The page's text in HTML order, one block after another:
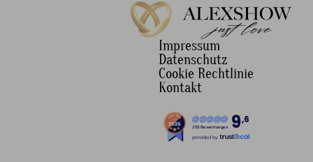
Impressum
Datenschutz
Cookie Rechtlinie
Kontakt
253 Bewertungen 9,6
provided by